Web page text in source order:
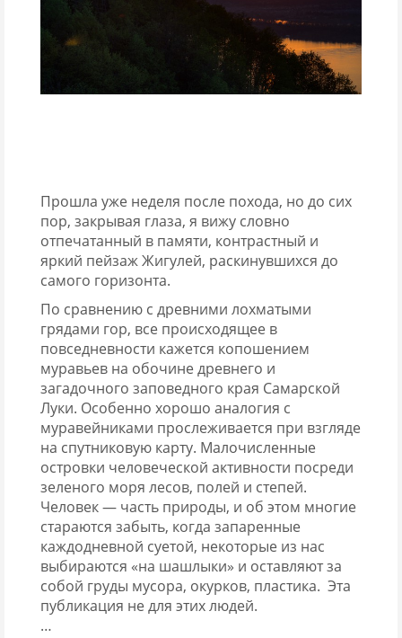
Прошла уже неделя после похода, но до сих
пор, закрывая глаза, я вижу словно
отпечатанный в памяти, контрастный и
яркий пейзаж Жигулей, раскинувшихся до
самого горизонта.
По сравнению с древними лохматыми
грядами гор, все происходящее в
повседневности кажется копошением
муравьев на обочине древнего и
загадочного заповедного края Самарской
Луки. Особенно хорошо аналогия с
муравейниками прослеживается при взгляде
на спутниковую карту. Малочисленные
островки человеческой активности посреди
зеленого моря лесов, полей и степей.
Человек — часть природы, и об этом многие
стараются забыть, когда запаренные
каждодневной суетой, некоторые из нас
выбираются «на шашлыки» и оставляют за
собой груды мусора, окурков, пластика. Эта
публикация не для этих людей.
…